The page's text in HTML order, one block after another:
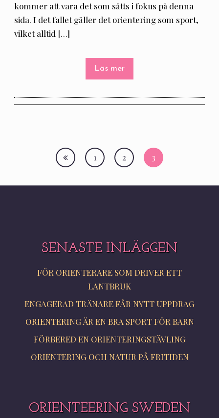
kommer att vara det som sätts i fokus på denna
sida. I det fallet gäller det orientering som sport,
vilket alltid […]
Läs mer
1 2 3
SENASTE INLÄGGEN
FÖR ORIENTERARE SOM DRIVER ETT
LANTBRUK
ENGAGERAD TRÄNARE FÅR NYTT UPPDRAG
ORIENTERING ÄR EN BRA SPORT FÖR BARN
FÖRBERED EN ORIENTERINGSTÄVLING
ORIENTERING OCH NATUR PÅ FRITIDEN
ORIENTEERING SWEDEN